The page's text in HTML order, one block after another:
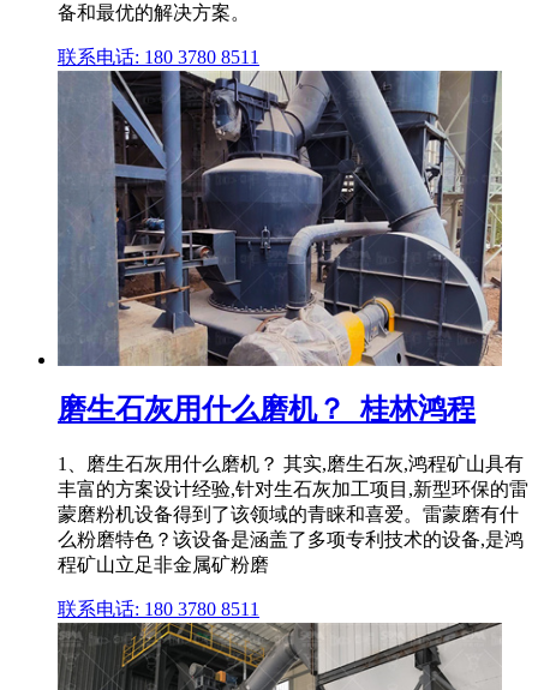
备和最优的解决方案。
联系电话: 180 3780 8511
磨生石灰用什么磨机？_桂林鸿程
1、磨生石灰用什么磨机？ 其实,磨生石灰,鸿程矿山具有
丰富的方案设计经验,针对生石灰加工项目,新型环保的雷
蒙磨粉机设备得到了该领域的青睐和喜爱。雷蒙磨有什
么粉磨特色？该设备是涵盖了多项专利技术的设备,是鸿
程矿山立足非金属矿粉磨
联系电话: 180 3780 8511